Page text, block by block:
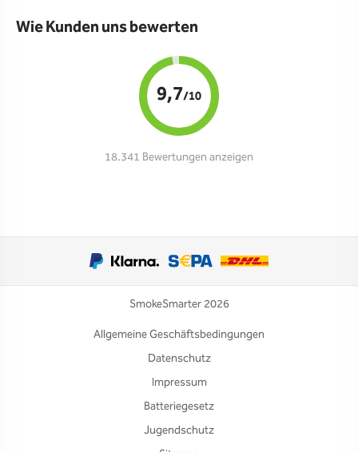
Wie Kunden uns bewerten
9,7/10
18.341 Bewertungen anzeigen
SmokeSmarter 2026
Allgemeine Geschäftsbedingungen
Datenschutz
Impressum
Batteriegesetz
Jugendschutz